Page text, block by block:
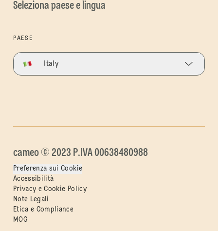
Seleziona paese e lingua
PAESE
Italy
cameo © 2023 P.IVA 00638480988
Preferenza sui Cookie
Accessibilità
Privacy e Cookie Policy
Note Legali
Etica e Compliance
MOG